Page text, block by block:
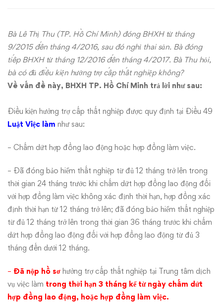
có
được
trợ
cấp
thất
nghiệp?
Bà Lê Thị Thu (TP. Hồ Chí Minh) đóng BHXH từ tháng
9/2015 đến tháng 4/2016, sau đó nghỉ thai sản. Bà đóng
tiếp BHXH từ tháng 12/2016 đến tháng 4/2017. Bà Thu hỏi,
bà có đủ điều kiện hưởng trợ cấp thất nghiệp không?
Về vấn đề này, BHXH TP. Hồ Chí Minh trả lời như sau:
Điều kiện hưởng trợ cấp thất nghiệp được quy định tại Điều 49
Luật Việc làm như sau:
– Chấm dứt hợp đồng lao động hoặc hợp đồng làm việc.
– Đã đóng bảo hiểm thất nghiệp từ đủ 12 tháng trở lên trong
thời gian 24 tháng trước khi chấm dứt hợp đồng lao động đối
với hợp đồng làm việc không xác định thời hạn, hợp đồng xác
định thời hạn từ 12 tháng trở lên; đã đóng bảo hiểm thất nghiệp
từ đủ 12 tháng trở lên trong thời gian 36 tháng trước khi chấm
dứt hợp đồng lao động đối với hợp đồng lao động từ đủ 3
tháng đến dưới 12 tháng.
– Đã nộp hồ sơ hưởng trợ cấp thất nghiệp tại Trung tâm dịch
vụ việc làm trong thời hạn 3 tháng kể từ ngày chấm dứt
hợp đồng lao động, hoặc hợp đồng làm việc.